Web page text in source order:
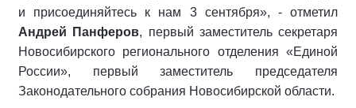
и присоединяйтесь к нам 3 сентября», - отметил
Андрей Панферов, первый заместитель секретаря
Новосибирского регионального отделения «Единой
России», первый заместитель председателя
Законодательного собрания Новосибирской области.